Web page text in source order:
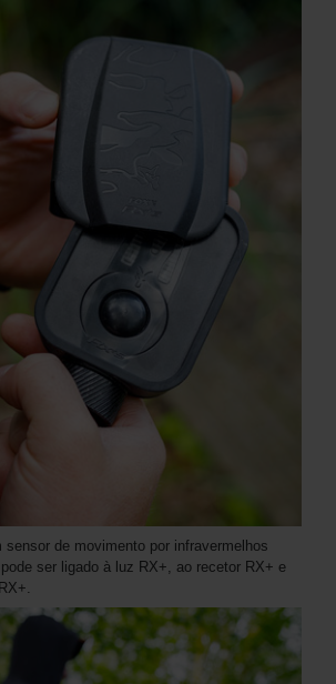
sensor de movimento por infravermelhos
ser ligado à luz RX+, ao recetor RX+ e